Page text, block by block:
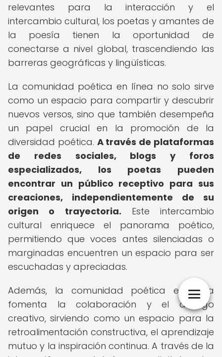
relevantes para la interacción y el
intercambio cultural, los poetas y amantes de
la poesía tienen la oportunidad de
conectarse a nivel global, trascendiendo las
barreras geográficas y lingüísticas.
La comunidad poética en línea no solo sirve
como un espacio para compartir y descubrir
nuevos versos, sino que también desempeña
un papel crucial en la promoción de la
diversidad poética. A través de plataformas
de redes sociales, blogs y foros
especializados, los poetas pueden
encontrar un público receptivo para sus
creaciones, independientemente de su
origen o trayectoria. Este intercambio
cultural enriquece el panorama poético,
permitiendo que voces antes silenciadas o
marginadas encuentren un espacio para ser
escuchadas y apreciadas.
Además, la comunidad poética en línea
fomenta la colaboración y el diálogo
creativo, sirviendo como un espacio para la
retroalimentación constructiva, el aprendizaje
mutuo y la inspiración continua. A través de la